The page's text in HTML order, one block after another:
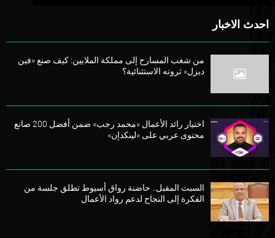
احدث الاخبار
من شغب المسارح إلى مملكة الملايين: كيف صنع «فين
ديزل» ثروته الاستثنائية؟
اختيار رائد الأعمال «محمد رجب» ضمن أفضل 200 صانع
محتوى عربي على «لينكدإن»
السبت المقبل.. حاضنة رواق أسيوط تطلق جلسة من
الفكرة إلى النجاح لدعم رواد الأعمال